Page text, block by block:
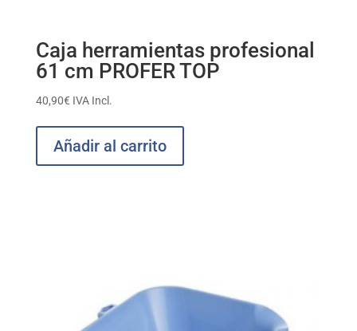
Caja herramientas profesional
61 cm PROFER TOP
40,90€ IVA Incl.
Añadir al carrito